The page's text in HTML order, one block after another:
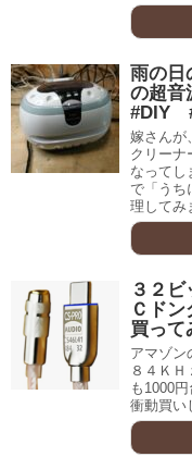
雨の日
の超音
#DIY
嫁さんが
クリーナ
なってし
で「うち
理してみ
３２
Ｃド
買って
アマゾン
８４Ｋ
も1000
衝動買い